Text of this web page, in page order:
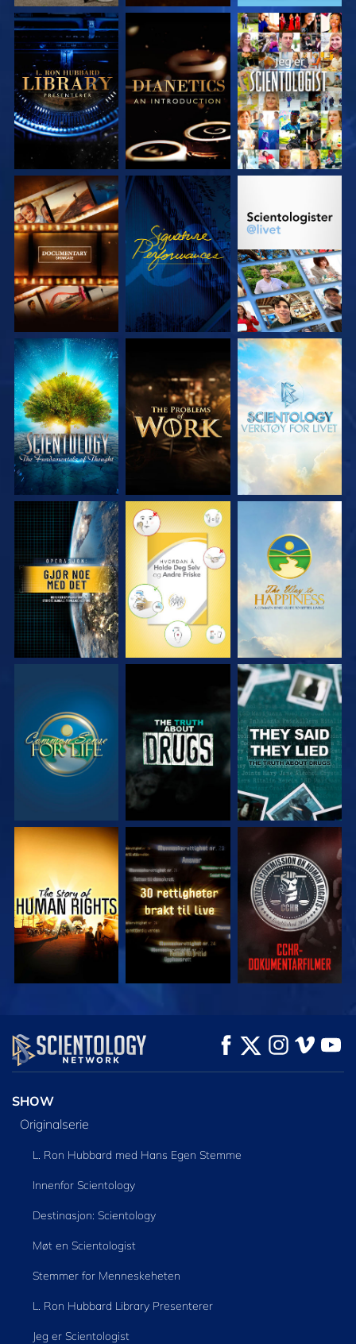
UTFORSK SERIEN UTFORSK SERIEN SE
UTFORSK SERIEN SE UTFORSK SERIEN
UTFORSK SERIEN UTFORSK SERIEN UTFORSK SERIEN
SE SE SE
SE SE
SE SE SE
SE UTFORSK SERIEN
SHOW
Originalserie
L. Ron Hubbard med Hans Egen Stemme
Innenfor Scientology
Destinasjon: Scientology
Møt en Scientologist
Stemmer for Menneskeheten
L. Ron Hubbard Library Presenterer
Jeg er Scientologist